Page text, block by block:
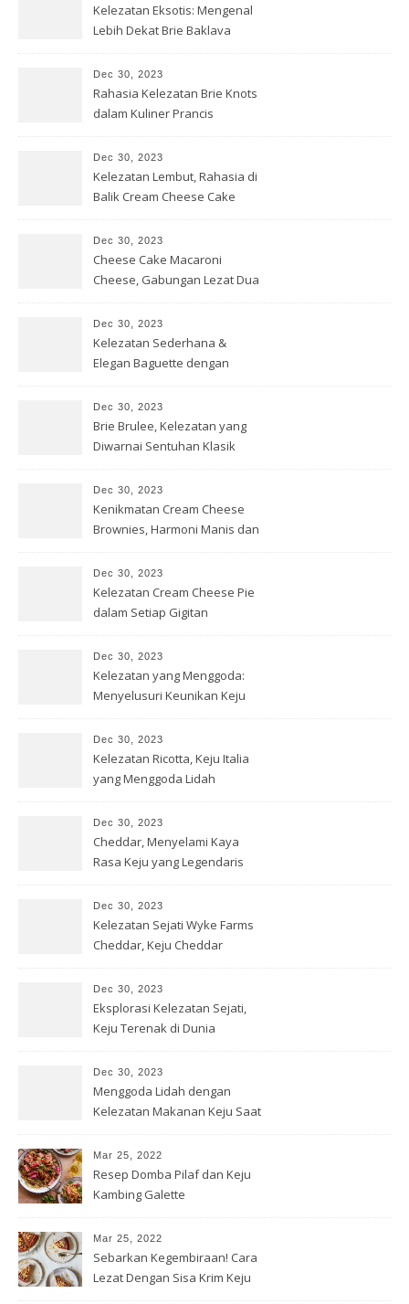
Kelezatan Eksotis: Mengenal
Lebih Dekat Brie Baklava
Dec 30, 2023
Rahasia Kelezatan Brie Knots
dalam Kuliner Prancis
Dec 30, 2023
Kelezatan Lembut, Rahasia di
Balik Cream Cheese Cake
Dec 30, 2023
Cheese Cake Macaroni
Cheese, Gabungan Lezat Dua
Dec 30, 2023
Kelezatan Sederhana &
Elegan Baguette dengan
Dec 30, 2023
Brie Brulee, Kelezatan yang
Diwarnai Sentuhan Klasik
Dec 30, 2023
Kenikmatan Cream Cheese
Brownies, Harmoni Manis dan
Dec 30, 2023
Kelezatan Cream Cheese Pie
dalam Setiap Gigitan
Dec 30, 2023
Kelezatan yang Menggoda:
Menyelusuri Keunikan Keju
Dec 30, 2023
Kelezatan Ricotta, Keju Italia
yang Menggoda Lidah
Dec 30, 2023
Cheddar, Menyelami Kaya
Rasa Keju yang Legendaris
Dec 30, 2023
Kelezatan Sejati Wyke Farms
Cheddar, Keju Cheddar
Dec 30, 2023
Eksplorasi Kelezatan Sejati,
Keju Terenak di Dunia
Dec 30, 2023
Menggoda Lidah dengan
Kelezatan Makanan Keju Saat
Mar 25, 2022
Resep Domba Pilaf dan Keju
Kambing Galette
Mar 25, 2022
Sebarkan Kegembiraan! Cara
Lezat Dengan Sisa Krim Keju